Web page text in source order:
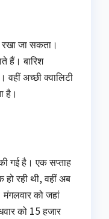
जा सकता।
हैं। बारिश
वहीं अच्छी क्वालिटी
है।
गई है। एक सप्ताह
रही थी, वहीं अब
को जहां
को 15 हजार